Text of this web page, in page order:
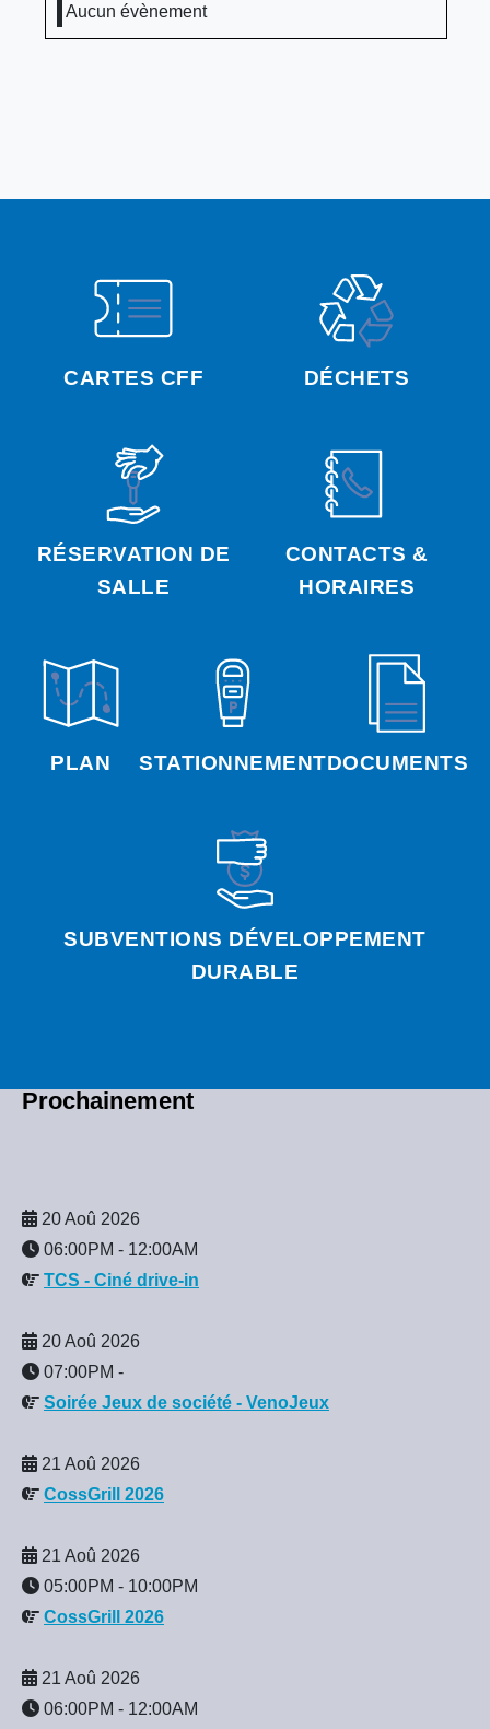
CARTES CFF DÉCHETS
RÉSERVATION DE
SALLE
CONTACTS &
HORAIRES
PLAN STATIONNEMENTDOCUMENTS
SUBVENTIONS DÉVELOPPEMENT
DURABLE
Prochainement
20 Aoû 2026
06:00PM - 12:00AM
TCS - Ciné drive-in
20 Aoû 2026
07:00PM -
Soirée Jeux de société - VenoJeux
21 Aoû 2026
CossGrill 2026
21 Aoû 2026
05:00PM - 10:00PM
CossGrill 2026
21 Aoû 2026
06:00PM - 12:00AM
Aucun évènement